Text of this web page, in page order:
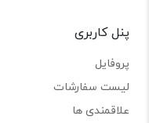
پنل کاربری
پروفایل
لیست سفارشات
علاقمندی ها